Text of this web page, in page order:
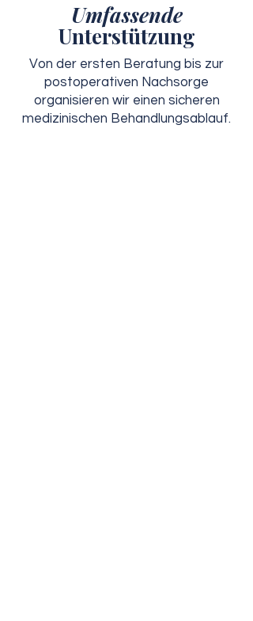
Umfassende
Unterstützung
Von der ersten Beratung bis zur
postoperativen Nachsorge
organisieren wir einen sicheren
medizinischen Behandlungsablauf.